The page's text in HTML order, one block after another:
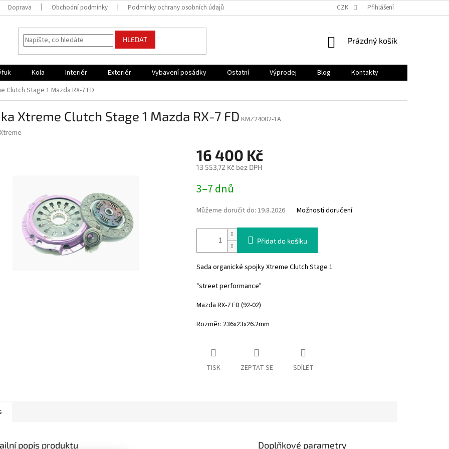
Doprava Obchodní podmínky Podmínky ochrany osobních údajů CZK Přihlášení
HLEDAT
NÁKUPNÍ
Prázdný košík
Kola Interiér Exteriér Vybavení posádky Ostatní Výprodej Blog
Kontakty
Clutch Stage 1 Mazda RX-7 FD
Xtreme Clutch Stage 1 Mazda RX-7 FD KMZ24002-1A
Xtreme
16 400 Kč
13 553,72 Kč bez DPH
cena:
3–7 dnů
Můžeme doručit do: 19.8.2026 Možnosti doručení
Přidat do košíku
Sada organické spojky Xtreme Clutch Stage 1
"street performance"
Mazda RX-7 FD (92-02)
Rozměr: 236x23x26.2mm
TISK ZEPTAT SE SDÍLET
popis produktu Doplňkové parametry